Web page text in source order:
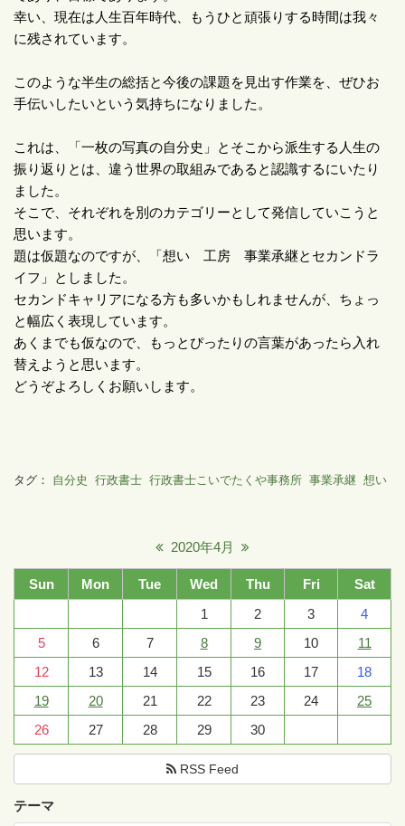
2020年4月
Sun Mon Tue Wed Thu Fri
Sat
1
2 3
4
5
6 7 8 9 10
11
12
13 14 15 16 17
18
19
20 21 22 23 24
25
26
27 28 29 30
RSS Feed
テーマ
幸い、現在は人生百年時代、もうひと頑張りする時間は我々
に残されています。
このような半生の総括と今後の課題を見出す作業を、ぜひお
手伝いしたいという気持ちになりました。
これは、「一枚の写真の自分史」とそこから派生する人生の
振り返りとは、違う世界の取組みであると認識するにいたり
ました。
そこで、それぞれを別のカテゴリーとして発信していこうと
思います。
題は仮題なのですが、「想い 工房 事業承継とセカンドラ
イフ」としました。
セカンドキャリアになる方も多いかもしれませんが、ちょっ
と幅広く表現しています。
あくまでも仮なので、もっとぴったりの言葉があったら入れ
替えようと思います。
どうぞよろしくお願いします。
タグ： 自分史 行政書士 行政書士こいでたくや事務所 事業承継 想い